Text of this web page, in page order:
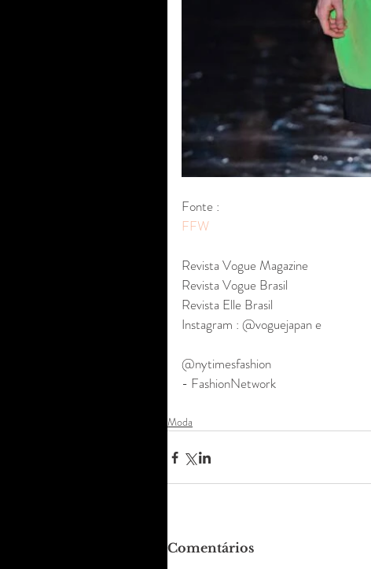
Fonte :
FFW
Revista Vogue Magazine
Revista Vogue Brasil
Revista Elle Brasil
Instagram : @voguejapan e
@nytimesfashion
- FashionNetwork
Moda
Comentários